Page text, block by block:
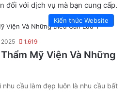
đối với dịch vụ mà bạn cung cấp.
Kiến thức Website
2025 1.619
Mỹ Viện Và Những
nhu cầu làm đẹp luôn là nhu cầu bất